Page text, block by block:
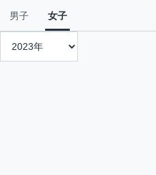
男子 女子